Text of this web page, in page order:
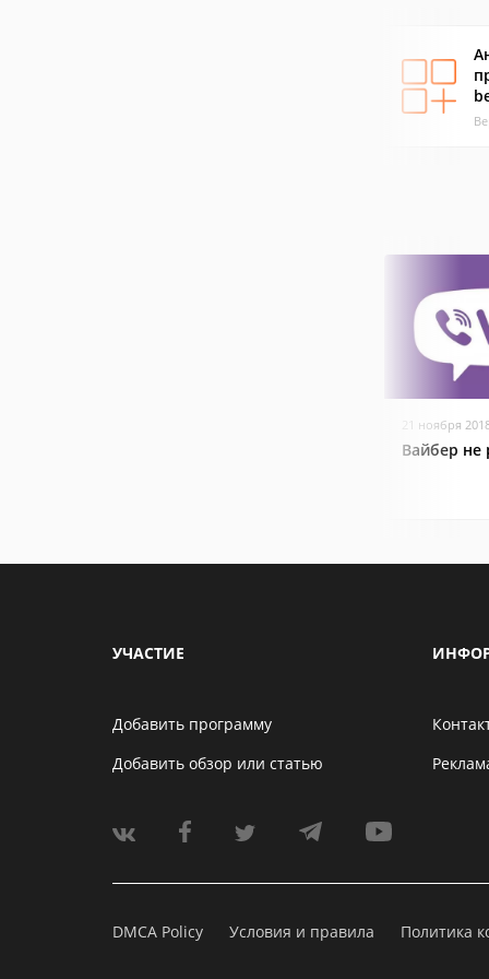
21 ноября
Вайбер не
УЧАСТИЕ
Добавить программу
Добавить обзор или статью
DMCA Policy Условия и правила Политика